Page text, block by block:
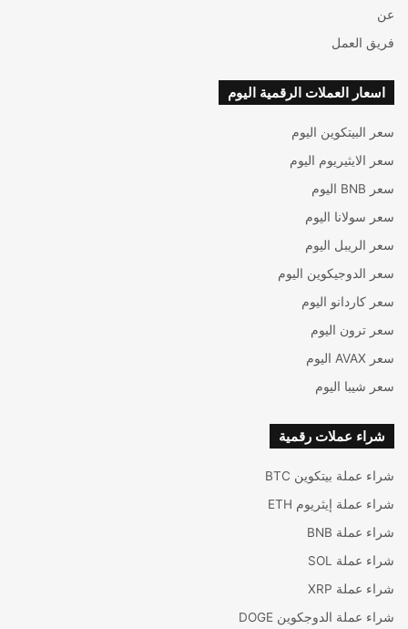
عن
فريق العمل
اسعار العملات الرقمية اليوم
سعر البيتكوين اليوم
سعر الايثيريوم اليوم
سعر BNB اليوم
سعر سولانا اليوم
سعر الريبل اليوم
سعر الدوجيكوين اليوم
سعر كاردانو اليوم
سعر ترون اليوم
سعر AVAX اليوم
سعر شيبا اليوم
شراء عملات رقمية
شراء عملة بيتكوين BTC
شراء عملة إيثريوم ETH
شراء عملة BNB
شراء عملة SOL
شراء عملة XRP
شراء عملة الدوجكوين DOGE